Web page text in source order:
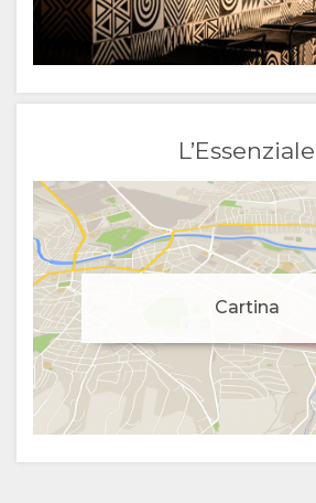
L’Essenziale
Cartina